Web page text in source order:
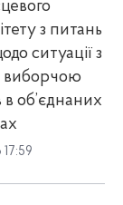
з питань
ситуації з
виборчою
об’єднаних